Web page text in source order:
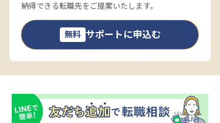
納得できる転職先をご提案いたします。
無料 サポートに申込む